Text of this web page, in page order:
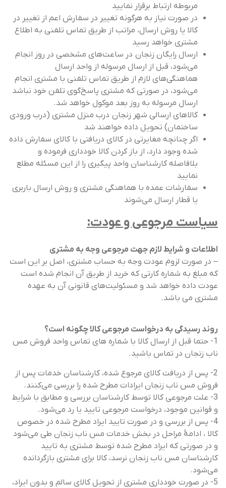
مربوطه ارتباط برقرار نمایید
در صورت نیاز به هرگونه تغییر در سفارش اعم از تغییر در
کالا یا روش ارسال، مراتب از طریق تماس تلفنی به اطلاع
مشتری خواهد رسید
ارسال رایگان زنجان در ساعت‌های مشخصی در روز انجام
می‌شود، قبل از ارسال مرسوله از واحد ارسال
هماهنگی‌های لازم از طریق تماس تلفنی با مشتری انجام
می‌شود، در صورتی که مشتری پاسخ‌گوی تلفن خود نباشد
ارسال مرسوله به روز بعد موکول خواهد شد.
کالاهای ارسالی شهر زنجان درب منزل مشتری (درب ورودی
ساختمان) تحویل داده خواهند شد
اگر چنانچه مغایرتی در کالای دریافتی با کالای سفارش داده
شده وجود دارد، از باز کردن کالا خودداری فرموده و
بلافاصله کارشناسان واحد پیگیری را از این مسئله مطلع
نمایید
سفارشات عمده با هماهنگی مشتری و روش ارسال باربری
یا قطار ارسال می‌شوند
سیاست مرجوعی و عودت:
اطلاعات و شرایط لازم جهت مرجوعی وجه به مشتری
– در صورت لزوم عودت وجه به حساب مشتری، اصل بر این است
که مبلغ به شماره کارتی که خرید از طریق آن انجام شده است
عودت داده خواهد شد و مسئولیت‌های قانونی آن به عهده
مشتری می باشد.
روند رسیدگی به درخواست مرجوعی کالا چگونه است؟
1- حتما قبل از ارسال کالا با شماره های تماس واحد فروش مس
ناب زنجان در تماس باشید.
2- پس از دریافت کالای مرجوع شده، کارشناسان خدمات پس از
فروش مس ناب زنجان ایرادات مطرح شده را بررسی می‌کنند.
3- علت مرجوعی کالا توسط کارشناسان بررسی و مطابق با شرایط
و قوانین موجود، درخواست مرجوعی تایید یا رد می‌شود.
4- پس از بررسی و در صورت تایید ایراد مطرح شده در خصوص
کالا ، ادامۀ مراحل در بخش خدمات مس ناب زنجان طی می‌شود
و در صورتی که ایراد مطرح شده توسط مشتری به تایید
کارشناسان مس ناب زنجان نرسد، کالا برای مشتری بازگردانده
می‌شود.
5- در صورت خودداری مشتری از تحویل کالای سالم و بدون ایراد،